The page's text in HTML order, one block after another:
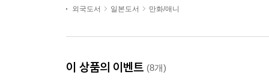
외국도서
일본도서 만화/애니
이 상품의 이벤트 (8개)